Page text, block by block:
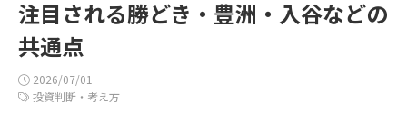
注目される勝どき・豊洲・入谷などの
共通点
2026/07/01
投資判断・考え方